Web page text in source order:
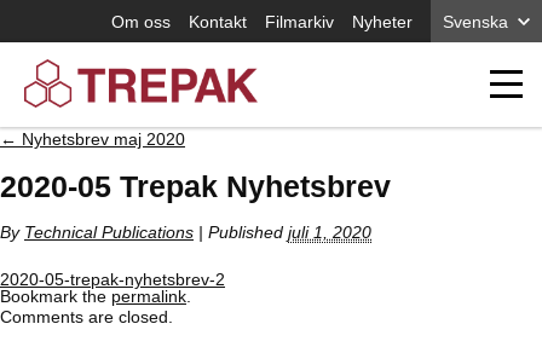
Om oss Kontakt Filmarkiv Nyheter Svenska
← Nyhetsbrev maj 2020
2020-05 Trepak Nyhetsbrev
By Technical Publications | Published juli 1, 2020
2020-05-trepak-nyhetsbrev-2
Bookmark the permalink
Comments are closed.